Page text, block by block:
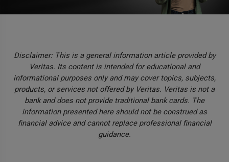
Disclaimer: This is a general information article provided by
Veritas. Its content is intended for educational and
informational purposes only and may cover topics, subjects,
products, or services not offered by Veritas. Veritas is not a
bank and does not provide traditional bank cards. The
information presented here should not be construed as
financial advice and cannot replace professional financial
guidance.